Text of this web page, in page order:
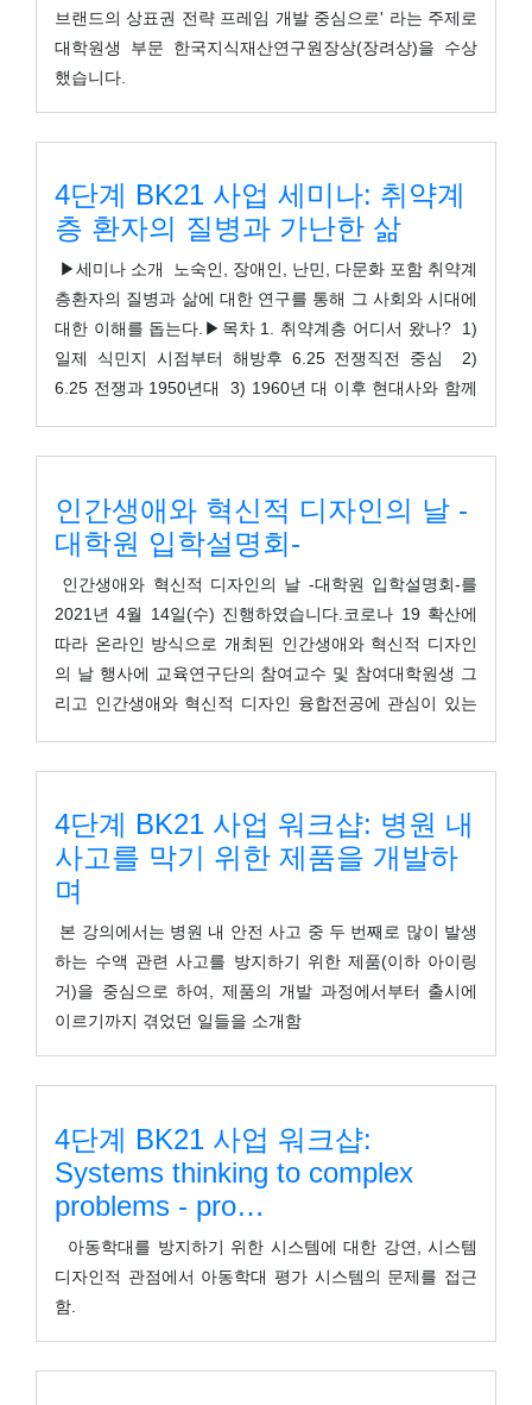
브랜드의 상표권 전략 프레임 개발 중심으로' 라는 주제로
대학원생 부문 한국지식재산연구원장상(장려상)을 수상
했습니다.
4단계 BK21 사업 세미나: 취약계
층 환자의 질병과 가난한 삶
▶세미나 소개 노숙인, 장애인, 난민, 다문화 포함 취약계
층환자의 질병과 삶에 대한 연구를 통해 그 사회와 시대에
대한 이해를 돕는다.▶목차 1. 취약계층 어디서 왔나? 1)
일제 식민지 시점부터 해방후 6.25 전쟁직전 중심 2)
6.25 전쟁과 1950년대 3) 1960년 대 이후 현대사와 함께
자료 1) 2015년 발간한 <질병과 가난한 삶> 소개 2) 우리
나라 노숙인의 기관별 질병양상 자료소개 3) 외국 노숙인
애인시설 환자들 질병관련 소개&nb . . .
인간생애와 혁신적 디자인의 날 -
대학원 입학설명회-
인간생애와 혁신적 디자인의 날 -대학원 입학설명회-를
2021년 4월 14일(수) 진행하였습니다.코로나 19 확산에
따라 온라인 방식으로 개최된 인간생애와 혁신적 디자인
의 날 행사에 교육연구단의 참여교수 및 참여대학원생 그
리고 인간생애와 혁신적 디자인 융합전공에 관심이 있는
다. 이후 교육연구단의 참여교수님들의 연구실을 소개하
고 마지막으로 질의응답을 하는 형식으로 진행되었습니
다.진행되었던 영상이 필요하신 분께서는 아래의 주소로
(craft0427@yonsei.ac.kr)
4단계 BK21 사업 워크샵: 병원 내
사고를 막기 위한 제품을 개발하
며
본 강의에서는 병원 내 안전 사고 중 두 번째로 많이 발생
하는 수액 관련 사고를 방지하기 위한 제품(이하 아이링
거)을 중심으로 하여, 제품의 개발 과정에서부터 출시에
이르기까지 겪었던 일들을 소개함
4단계 BK21 사업 워크샵:
Systems thinking to complex
problems - pro…
아동학대를 방지하기 위한 시스템에 대한 강연, 시스템
디자인적 관점에서 아동학대 평가 시스템의 문제를 접근
함.